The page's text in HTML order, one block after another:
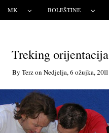
MK BOLEŠTINE
Treking orijentacija
By Terzon Nedjelja, 6 ožujka, 2011